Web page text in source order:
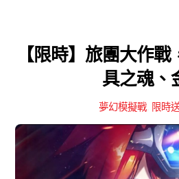
【限時】旅團大作
具之魂、
夢幻模擬戰, 限時